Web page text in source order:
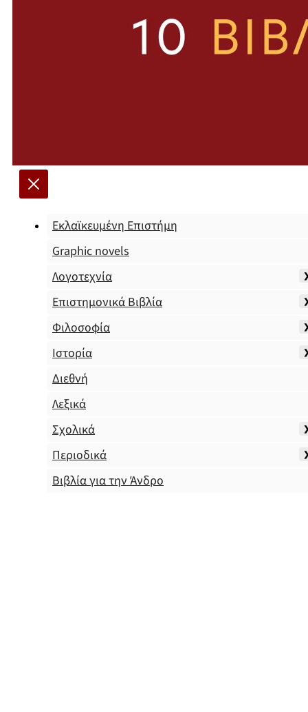
Εκλαϊκευμένη Επιστήμη
Graphic novels
Λογοτεχνία
Επιστημονικά Βιβλία
Φιλοσοφία
Ιστορία
Διεθνή
Λεξικά
Σχολικά
Περιοδικά
Βιβλία για την Άνδρο